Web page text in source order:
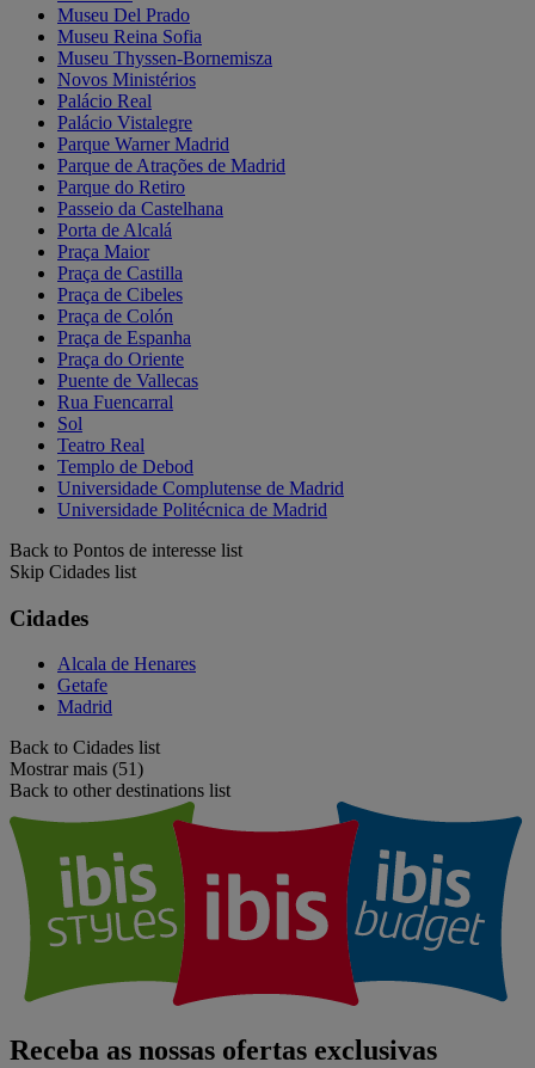
Museu Del Prado
Museu Reina Sofia
Museu Thyssen-Bornemisza
Novos Ministérios
Palácio Real
Palácio Vistalegre
Parque Warner Madrid
Parque de Atrações de Madrid
Parque do Retiro
Passeio da Castelhana
Porta de Alcalá
Praça Maior
Praça de Castilla
Praça de Cibeles
Praça de Colón
Praça de Espanha
Praça do Oriente
Puente de Vallecas
Rua Fuencarral
Sol
Teatro Real
Templo de Debod
Universidade Complutense de Madrid
Universidade Politécnica de Madrid
Back to Pontos de interesse list
Skip Cidades list
Cidades
Alcala de Henares
Getafe
Madrid
Back to Cidades list
Mostrar mais (51)
Back to other destinations list
Receba as nossas ofertas exclusivas